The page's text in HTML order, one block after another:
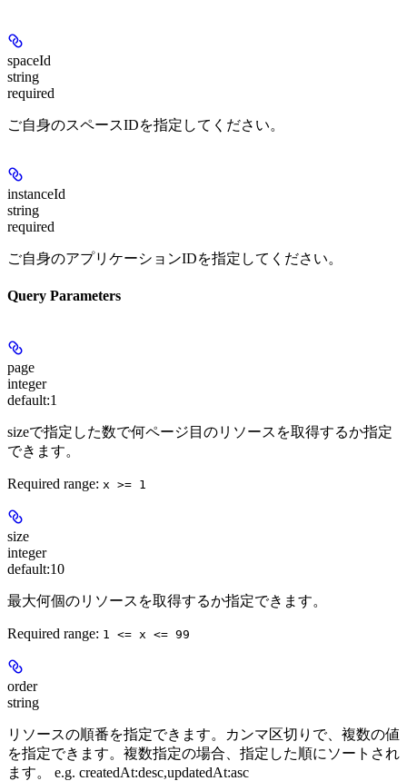
spaceId
string
required
ご自身のスペースIDを指定してください。
instanceId
string
required
ご自身のアプリケーションIDを指定してください。
Query Parameters
page
integer
default:1
sizeで指定した数で何ページ目のリソースを取得するか指定
できます。
Required range: x >= 1
size
integer
default:10
最大何個のリソースを取得するか指定できます。
Required range: 1 <= x <= 99
order
string
リソースの順番を指定できます。カンマ区切りで、複数の値
を指定できます。複数指定の場合、指定した順にソートされ
ます。 e.g. createdAt:desc,updatedAt:asc